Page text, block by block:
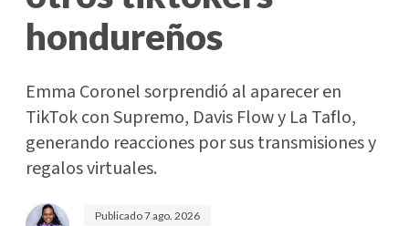
hondureños
Emma Coronel sorprendió al aparecer en
TikTok con Supremo, Davis Flow y La Taflo,
generando reacciones por sus transmisiones y
regalos virtuales.
Publicado7 ago. 2026